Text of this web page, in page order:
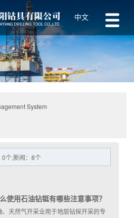
中文
System
个,新闻：8个
使用石油钻铤有哪些注意事项？
天然气开采业用于地层钻探开采的专